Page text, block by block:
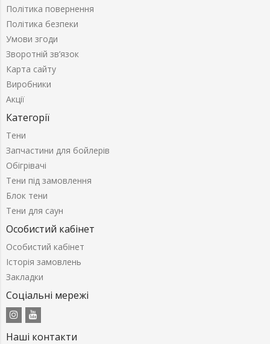
Політика повернення
Політика безпеки
Умови згоди
Зворотній зв’язок
Карта сайту
Виробники
Акції
Категорії
Тени
Запчастини для бойлерів
Обігрівачі
Тени під замовлення
Блок тени
Тени для саун
Особистий кабінет
Особистий кабінет
Історія замовлень
Закладки
Соціальні мережі
Наші контакти